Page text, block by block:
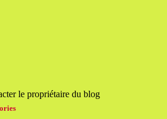
le propriétaire du blog